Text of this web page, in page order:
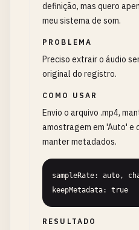
definição, mas quero
meu sistema de som.
PROBLEMA
Preciso extrair o áudio
original do registro.
COMO USAR
Envio o arquivo .mp4,
amostragem em 'Auto' e
manter metadados.
sampleRate: auto,
keepMetadata: true
RESULTADO